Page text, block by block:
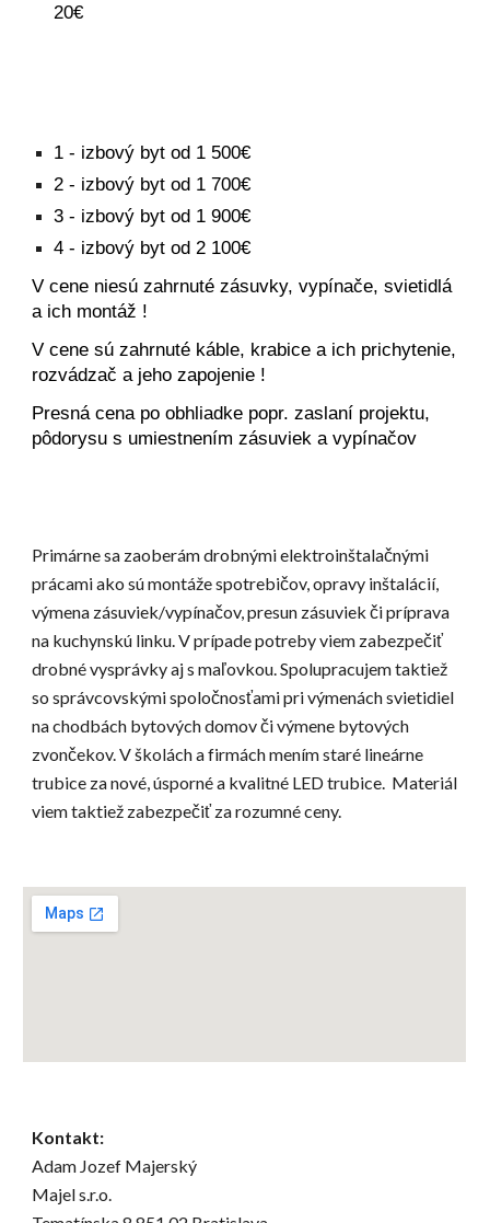
20€
1 - izbový byt od 1 500€
2 - izbový byt od 1700€
3 - izbový byt od 1900€
4 - izbový byt od2 100€
V cene niesú zahrnuté zásuvky, vypínače, svietidlá
a ich montáž !
V cene sú zahrnuté káble, krabice a ich prichytenie,
rozvádzač a jeho zapojenie !
Presná cena po obhliadke popr. zaslaní projektu,
pôdorysu s umiestnením zásuviek a vypínačov
Primárne sa zaoberám drobnými elektroinštalačnými
prácami ako sú montáže spotrebičov, opravy inštalácií,
výmena zásuviek/vypínačov, presun zásuviek či príprava
na kuchynskú linku. V prípade potreby viem zabezpečiť
drobné vysprávky aj s maľovkou. Spolupracujem taktiež
so správcovskými spoločnosťami pri výmenách svietidiel
na chodbách bytových domov či výmene bytových
zvončekov. V školách a firmách mením staré lineárne
trubice za nové, úsporné a kvalitné LED trubice. Materiál
viem taktiež zabezpečiť za rozumné ceny.
Kontakt:
Adam Jozef Majerský
Majel s.r.o.